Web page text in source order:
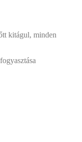
kitágul, minden